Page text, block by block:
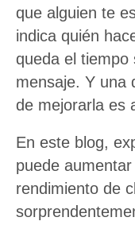
que alguien te
indica quién
queda el tiempo
mensaje. Y una
de mejorarla es
En este blog,
puede
rendimiento de